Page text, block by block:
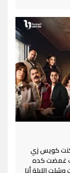
كنت كويس زي
غمضت كده